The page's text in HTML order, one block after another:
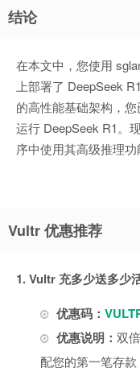
结论
在本文中，您使用
上部署了 DeepSeek
的高性能基础架构，
运行 DeepSeek R1。
序中使用其高级推理功
Vultr 优惠推荐
1. Vultr 充多少送多少
优惠码：
优惠说明： 双
配您的第一笔存